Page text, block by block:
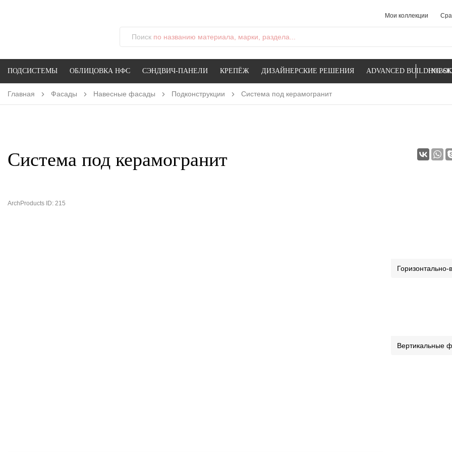
Мои коллекции
Поиск по названию материала, марки, раздела...
ПОДСИСТЕМЫ ОБЛИЦОВКА НФС СЭНДВИЧ-ПАНЕЛИ КРЕПЁЖ ДИЗАЙНЕРСКИЕ РЕШЕНИЯ ADVANCED BUILDING
Главная Фасады Навесные фасады Подконструкции Система под керамогранит
Система под керамогранит
ArchProducts ID: 215
Горизонтально-
Вертикальные